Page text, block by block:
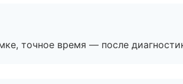
точное время — после